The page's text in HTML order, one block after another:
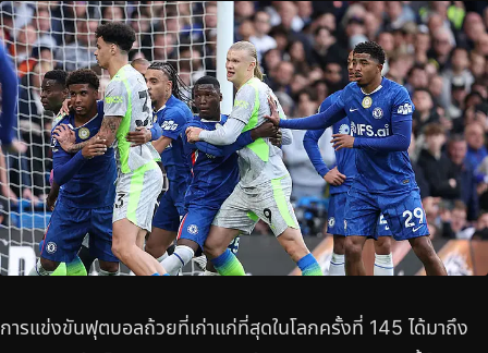
การแข่งขันฟุตบอลถ้วยที่เก่าแก่ที่สุดในโลกครั้งที่ 145 ได้มาถึง